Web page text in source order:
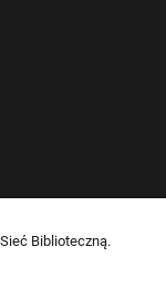
Biblioteczną.